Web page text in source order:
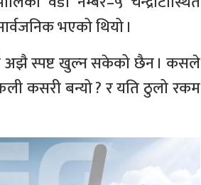
भएको थियो ।
अझै स्पष्ट खुल्न सकेको छैन । कसले
कसरी बन्यो ? र यति ठुलो रकम